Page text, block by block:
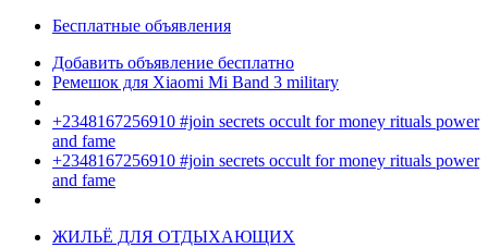
Бесплатные объявления
Добавить объявление бесплатно
Ремешок для Xiaomi Mi Band 3 military
+2348167256910 #join secrets occult for money rituals power
and fame
+2348167256910 #join secrets occult for money rituals power
and fame
ЖИЛЬЁ ДЛЯ ОТДЫХАЮЩИХ